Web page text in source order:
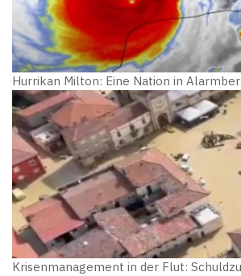
Hurrikan Milton: Eine Nation in
Krisenmanagement in der Flut: